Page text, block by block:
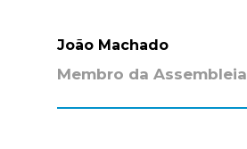
João Machado
Membro da Assembleia